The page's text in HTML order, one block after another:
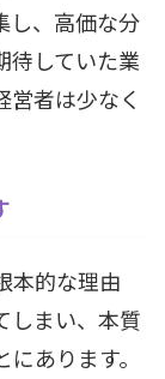
し、高価な分
待していた業
者は少なく
本的な理由
しまい、本質
あります。